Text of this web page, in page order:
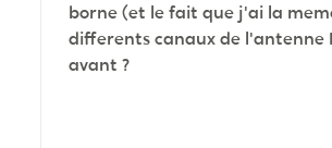
borne (et le fait que j'ai la
differents canaux de l'antenne
avant ?